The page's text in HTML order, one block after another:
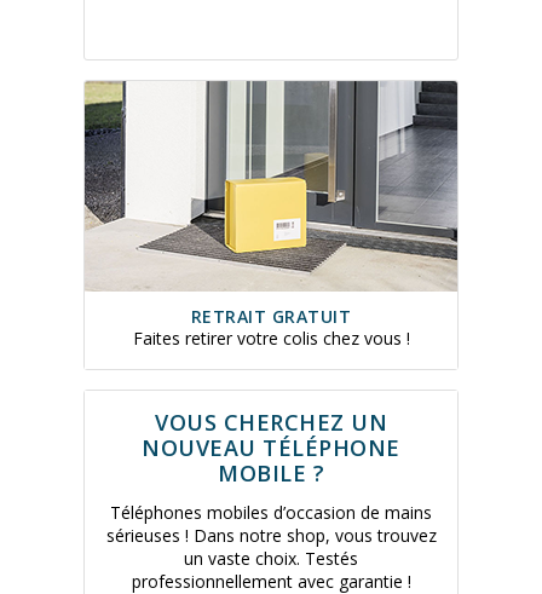
RETRAIT GRATUIT
Faites retirer votre colis chez vous !
VOUS CHERCHEZ UN
NOUVEAU TÉLÉPHONE
MOBILE ?
Téléphones mobiles d’occasion de mains
sérieuses ! Dans notre shop, vous trouvez
un vaste choix. Testés
professionnellement avec garantie !